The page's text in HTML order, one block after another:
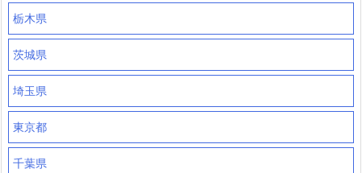
栃木県
茨城県
埼玉県
東京都
千葉県